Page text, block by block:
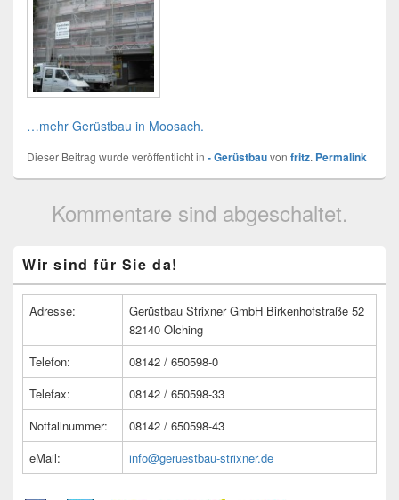
…mehr Gerüstbau in Moosach.
Dieser Beitrag wurde veröffentlicht in - Gerüstbauvon fritz. Permalink
Kommentare sind abgeschaltet.
Seitenleisten
Widget-
Wir sind für Sie da!
Adresse:
Gerüstbau Strixner GmbH Birkenhofstraße 52
82140 Olching
Telefon:
08142 / 650598-0
Telefax:
08142 / 650598-33
Notfallnummer:
08142 / 650598-43
eMail:
info@geruestbau-strixner.de